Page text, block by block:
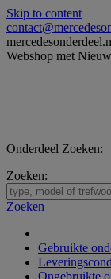
Skip to content
Webshop met
Onderdeel Zoeken:
Zoeken:
Zoeken
Gebruikte
Ongebruikte